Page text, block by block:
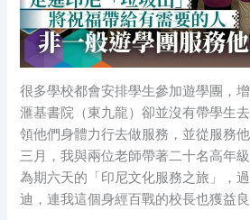
很多學校都會安排學生參加遊學團，
滙基書院（東九龍）卻並沒有帶學生
領他們身體力行去做服務，並從服務
三月，我與兩位老師帶著二十名高年
為期六天的「印尼文化服務之旅」，
迪，連我這個身經百戰的校長也獲益良